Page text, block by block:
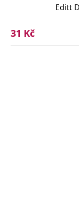
Editt
31 Kč